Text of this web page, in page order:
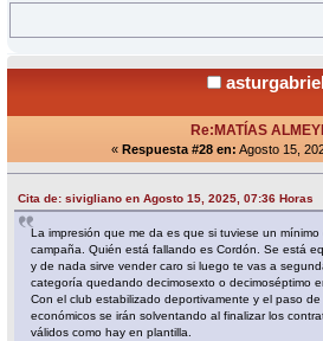
Re:MATÍAS
« Respuesta #28 en: Agosto 15,
Cita de: sivigliano en Agosto 15, 2025, 07:36 Horas
La impresión que me da es que si tuviese un
campaña. Quién está fallando es Cordón. Se está
y de nada sirve vender caro si luego te vas a
categoría quedando decimosexto o decimoséptimo
Con el club estabilizado deportivamente y el paso
económicos se irán solventando al finalizar los
válidos como hay en plantilla.